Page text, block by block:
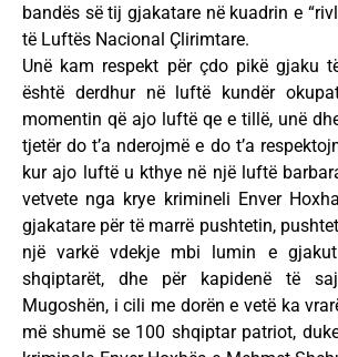
bandës së tij gjakatare në kuadrin e
të Luftës Nacional Çlirimtare.
Unë kam respekt për çdo pikë gjaku
është derdhur në luftë kundër
momentin që ajo luftë qe e tillë, unë
tjetër do t’a nderojmë e do t’a
kur ajo luftë u kthye në një luftë
vetvete nga krye krimineli Enver
gjakatare për të marrë pushtetin,
një varkë vdekje mbi lumin e
shqiptarët, dhe për kapidenë të
Mugoshën, i cili me dorën e vetë ka
më shumë se 100 shqiptar patriot,